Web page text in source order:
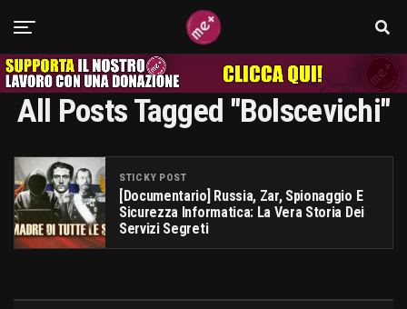
All Posts Tagged "bolscevichi"
STICKY POST
[documentario] Russia, Zar, Spionaggio E
Sicurezza Informatica: La Vera Storia Dei
Servizi Segreti